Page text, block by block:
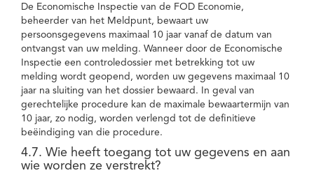
De Economische Inspectie van de FOD Economie,
beheerder van het Meldpunt, bewaart uw
persoonsgegevens maximaal 10 jaar vanaf de datum van
ontvangst van uw melding. Wanneer door de Economische
Inspectie een controledossier met betrekking tot uw
melding wordt geopend, worden uw gegevens maximaal 10
jaar na sluiting van het dossier bewaard. In geval van
gerechtelijke procedure kan de maximale bewaartermijn van
10 jaar, zo nodig, worden verlengd tot de definitieve
beëindiging van die procedure.
4.7. Wie heeft toegang tot uw gegevens en aan
wie worden ze verstrekt?